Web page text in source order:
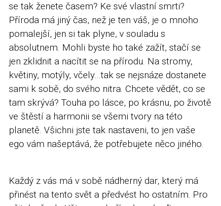
se tak ženete časem? Ke své vlastní smrti?
Příroda má jiný čas, než je ten váš, je o mnoho
pomalejší, jen si tak plyne, v souladu s
absolutnem. Mohli byste ho také zažít, stačí se
jen zklidnit a nacítit se na přírodu. Na stromy,
květiny, motýly, včely…tak se nejsnáze dostanete
sami k sobě, do svého nitra. Chcete vědět, co se
tam skrývá? Touha po lásce, po krásnu, po životě
ve štěstí a harmonii se všemi tvory na této
planetě. Všichni jste tak nastaveni, to jen vaše
ego vám našeptává, že potřebujete něco jiného.
Každý z vás má v sobě nádherný dar, který má
přinést na tento svět a předvést ho ostatním. Pro